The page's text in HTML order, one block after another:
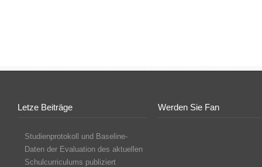
Letze Beiträge
Studienprotokoll und Baseline-
Daten der Evaluation des aktuellen
Schulcurriculums publiziert
Werden Sie Fan